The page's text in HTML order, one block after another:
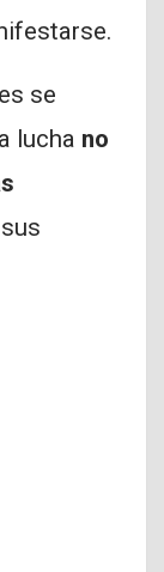
se
lucha no